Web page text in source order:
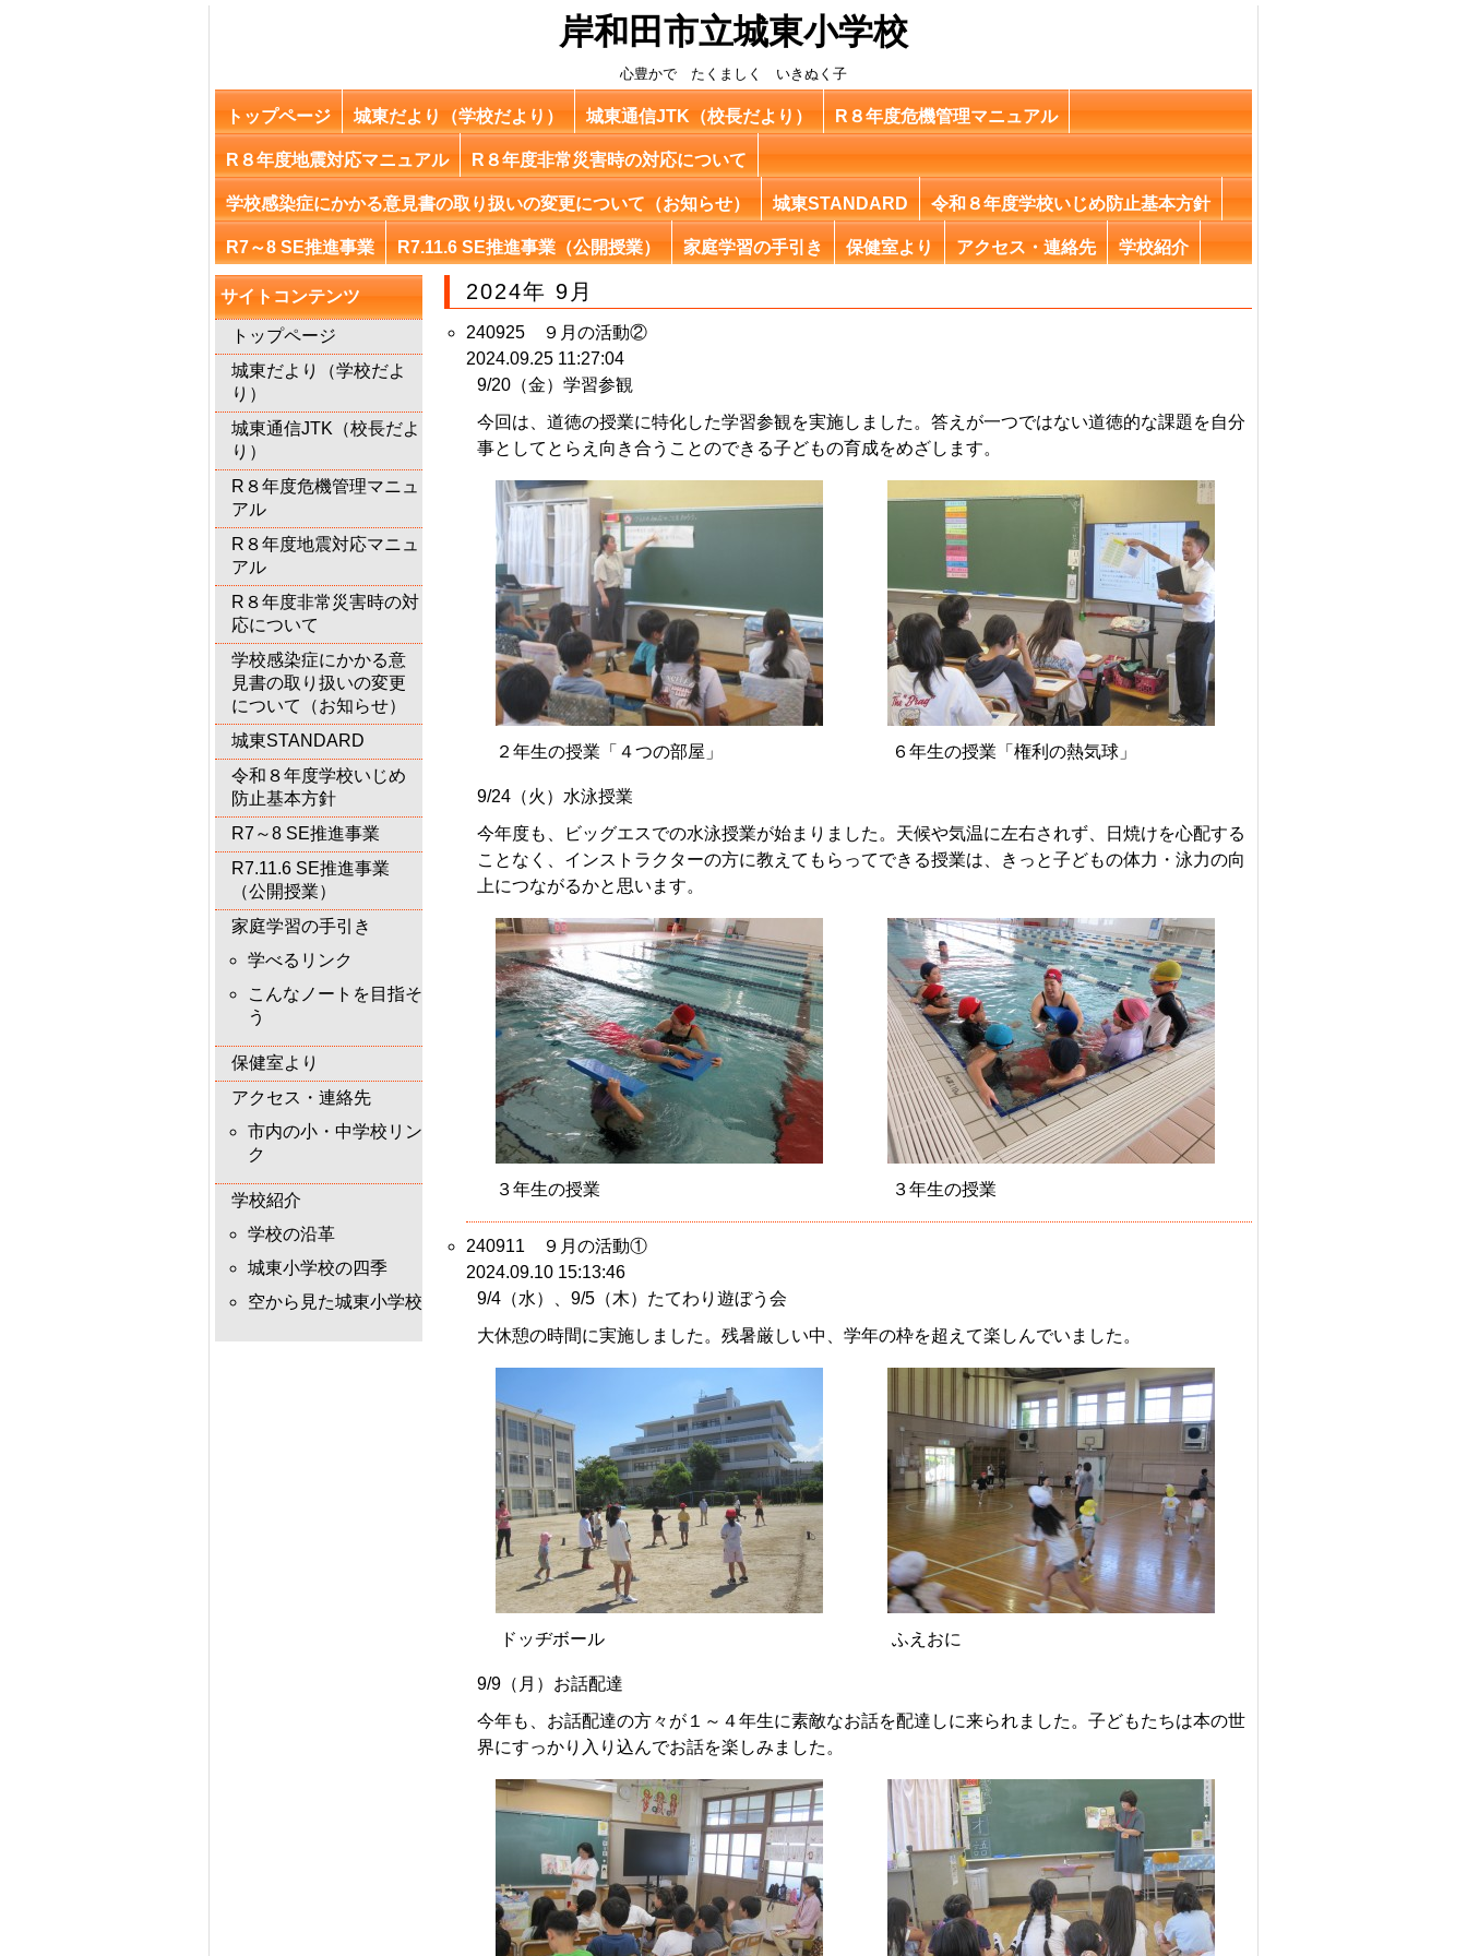
岸和田市立城東小学校
心豊かで たくましく いきぬく子
トップページ 城東だより（学校だより） 城東通信JTK（校長だより） R８年度危機管理マニュアル
R８年度地震対応マニュアル R８年度非常災害時の対応について
学校感染症にかかる意見書の取り扱いの変更について（お知らせ） 城東STANDARD 令和８年度学校いじめ防止基本方針
R7～8 SE推進事業 R7.11.6 SE推進事業（公開授業） 家庭学習の手引き 保健室より アクセス・連絡先 学校紹介
サイトコンテンツ
トップページ
城東だより（学校だよ
り）
城東通信JTK（校長だよ
り）
R８年度危機管理マニュ
アル
R８年度地震対応マニュ
アル
R８年度非常災害時の対
応について
学校感染症にかかる意
見書の取り扱いの変更
について（お知らせ）
城東STANDARD
令和８年度学校いじめ
防止基本方針
R7～8 SE推進事業
R7.11.6 SE推進事業
（公開授業）
家庭学習の手引き
学べるリンク
こんなノートを目指そ
う
保健室より
アクセス・連絡先
市内の小・中学校リン
ク
学校紹介
学校の沿革
城東小学校の四季
空から見た城東小学校
2024年 9月
240925 ９月の活動②
2024.09.25 11:27:04
9/20（金）学習参観
今回は、道徳の授業に特化した学習参観を実施しました。答えが一つではない道徳的な課題を自分
事としてとらえ向き合うことのできる子どもの育成をめざします。
２年生の授業「４つの部屋」 ６年生の授業「権利の熱気球」
9/24（火）水泳授業
今年度も、ビッグエスでの水泳授業が始まりました。天候や気温に左右されず、日焼けを心配する
ことなく、インストラクターの方に教えてもらってできる授業は、きっと子どもの体力・泳力の向
上につながるかと思います。
３年生の授業 ３年生の授業
240911 ９月の活動①
2024.09.10 15:13:46
9/4（水）、9/5（木）たてわり遊ぼう会
大休憩の時間に実施しました。残暑厳しい中、学年の枠を超えて楽しんでいました。
ドッヂボール ふえおに
9/9（月）お話配達
今年も、お話配達の方々が１～４年生に素敵なお話を配達しに来られました。子どもたちは本の世
界にすっかり入り込んでお話を楽しみました。